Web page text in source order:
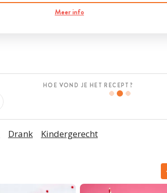
Meer info
HOE VOND JE HET RECEPT?
Drank Kindergerecht